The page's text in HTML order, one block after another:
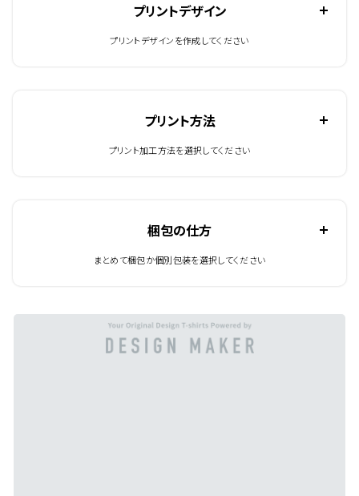
プリントデザイン
プリントデザインを作成してください
プリント方法
プリント加工方法を選択してください
梱包の仕方
まとめて梱包か個別包装を選択してください